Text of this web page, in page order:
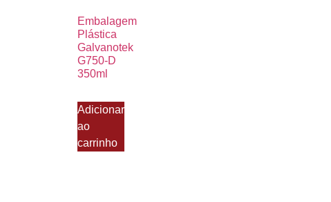
Embalagem
Plástica
Galvanotek
G750-D
350ml
Adicionar
ao
carrinho